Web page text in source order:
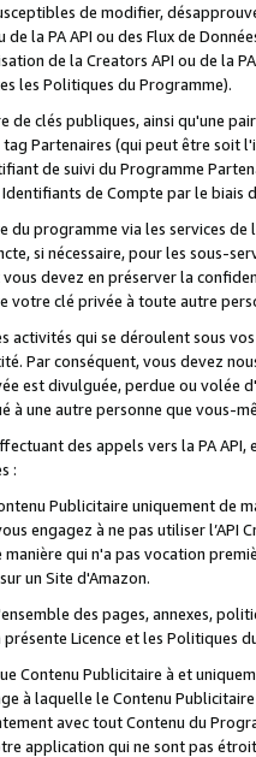
de modifier,
la PA API ou des Flux de
de la Creators API ou de la
les Politiques du Programme).
de clés publiques, ainsi qu'une
Partenaires (qui peut être soit
de suivi du Programme
de Compte par le biais
du programme via les services
si nécessaire, pour les sous-
devez en préserver la
votre clé privée à toute autre
activités qui se déroulent sous
Par conséquent, vous devez
est divulguée, perdue ou volée
à une autre personne que vous-
des appels vers la PA
:
Publicitaire uniquement de
engagez à ne pas utiliser l’API
qui n'a pas vocation
un Site d'Amazon.
des pages, annexes,
Licence et les Politiques
Contenu Publicitaire à et
à laquelle le Contenu
avec tout Contenu du
application qui ne sont pas